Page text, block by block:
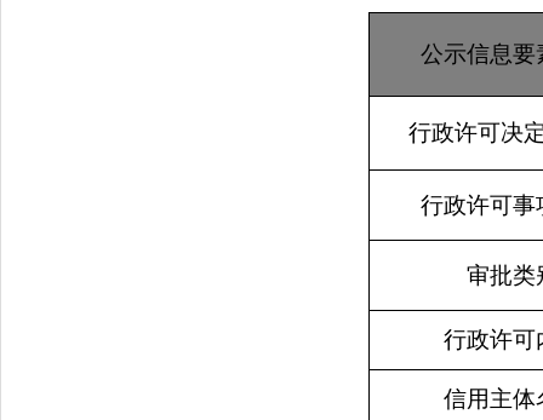
公示信息要
行政许可决
行政许可事
审批类
行政许可
信用主体